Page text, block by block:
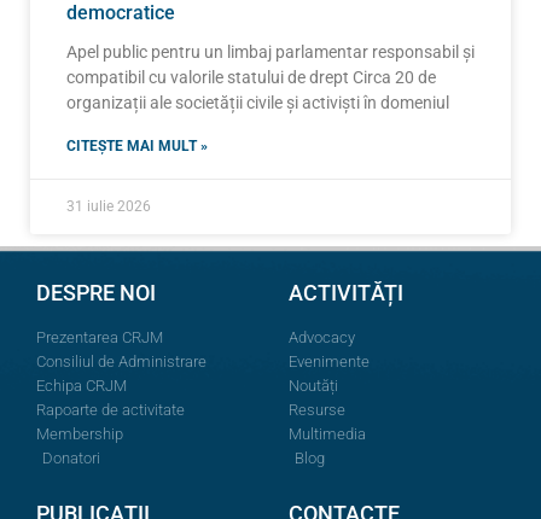
democratice
Apel public pentru un limbaj parlamentar responsabil și
compatibil cu valorile statului de drept Circa 20 de
organizații ale societății civile și activiști în domeniul
CITEȘTE MAI MULT »
31 iulie 2026
DESPRE NOI
Prezentarea CRJM
Consiliul de Administrare
Echipa CRJM
Rapoarte de activitate
Membership
Donatori
ACTIVITĂȚI
Advocacy
Evenimente
Noutăți
Resurse
Multimedia
Blog